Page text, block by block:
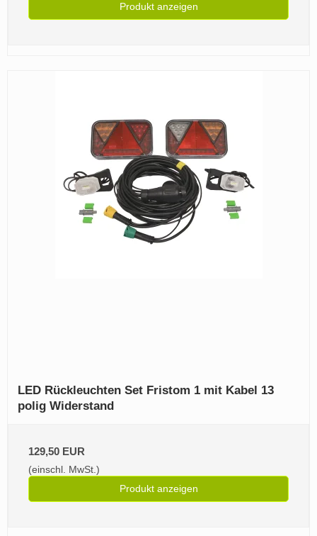
Produkt anzeigen
LED Rückleuchten Set Fristom 1 mit Kabel 13
polig Widerstand
129,50 EUR
(einschl. MwSt.)
Produkt anzeigen